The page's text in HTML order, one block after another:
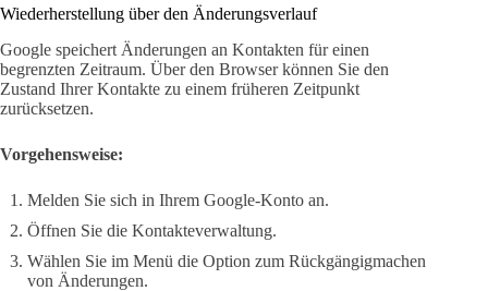
Wiederherstellung über den Änderungsverlauf
Google speichert Änderungen an Kontakten für einen
begrenzten Zeitraum. Über den Browser können Sie den
Zustand Ihrer Kontakte zu einem früheren Zeitpunkt
zurücksetzen.
Vorgehensweise:
Melden Sie sich in Ihrem Google-Konto an.
Öffnen Sie die Kontakteverwaltung.
Wählen Sie im Menü die Option zum Rückgängigmachen
von Änderungen.